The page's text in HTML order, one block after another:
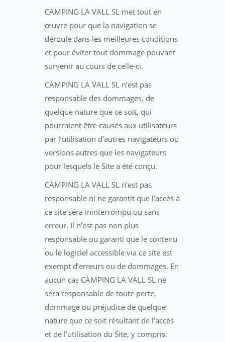
CAMPING LA VALL SL met tout en
œuvre pour que la navigation se
déroule dans les meilleures conditions
et pour éviter tout dommage pouvant
survenir au cours de celle-ci.
CÀMPING LA VALL SL n’est pas
responsable des dommages, de
quelque nature que ce soit, qui
pourraient être causés aux utilisateurs
par l’utilisation d’autres navigateurs ou
versions autres que les navigateurs
pour lesquels le Site a été conçu.
CÀMPING LA VALL SL n’est pas
responsable ni ne garantit que l’accès à
ce site sera ininterrompu ou sans
erreur. Il n’est pas non plus
responsable ou garanti que le contenu
ou le logiciel accessible via ce site est
exempt d’erreurs ou de dommages. En
aucun cas CÀMPING LA VALL SL ne
sera responsable de toute perte,
dommage ou préjudice de quelque
nature que ce soit résultant de l’accès
et de l’utilisation du Site, y compris,